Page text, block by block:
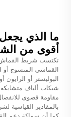
ما الذي
أقوى من
تكتسب شريط القماش
القماشي المنسوج أو
البوليستر أو الرايون
شبكات ألياف